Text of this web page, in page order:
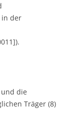
in der
die
Träger (8)